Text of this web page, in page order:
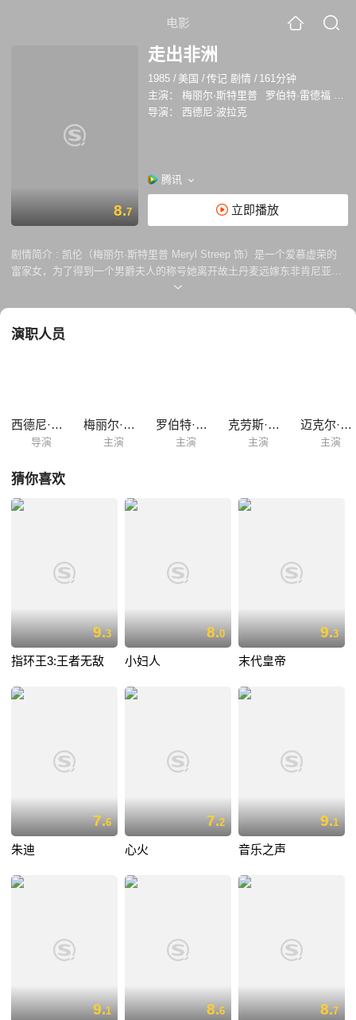
电影
8.7
走出非洲
1985 / 美国 /传记 剧情 / 161分钟
主演：
梅丽尔·斯特里普 罗伯特·雷德福
克
导演：
西德尼·波拉克
腾讯
立即播放
剧情简介 : 凯伦（梅丽尔·斯特里普 Meryl Streep 饰）是一个爱慕虚荣的
富家女，为了得到一个男爵夫人的称号她离开故土丹麦远嫁东非肯尼亚，
然而男爵夫人的称号并没有给凯伦带来美满的婚姻生活。幸运的是在那片
·雷德福 Robert Redford 饰）。在遭遇婚姻的破裂和丈夫出走之后，凯伦
了生命的磨炼之后，凯伦最终告别了那片她洒下青春和热情的土地…… 该
片在1986年的第58届奥斯...
演职人员
西德尼·波拉克
导演
梅丽尔·斯特里普
主演
罗伯特·雷德福
主演
克劳斯·马利亚·布朗道尔
主演
迈克尔·基臣
主演
猜你喜欢
9.3
指环王3:王者无敌
8.0
小妇人
9.3
末代皇帝
7.6
朱迪
7.2
心火
9.1
音乐之声
9.1 8.6 8.7